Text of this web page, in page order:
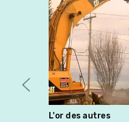
L'or des autres